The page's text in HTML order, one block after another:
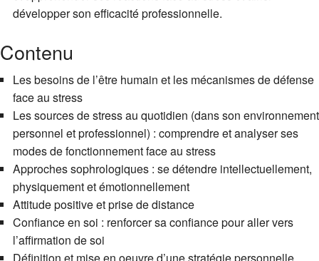
développer son efficacité professionnelle.
Contenu
Les besoins de l’être humain et les mécanismes de défense
face au stress
Les sources de stress au quotidien (dans son environnement
personnel et professionnel) : comprendre et analyser ses
modes de fonctionnement face au stress
Approches sophrologiques : se détendre intellectuellement,
physiquement et émotionnellement
Attitude positive et prise de distance
Confiance en soi : renforcer sa confiance pour aller vers
l’affirmation de soi
Définition et mise en oeuvre d’une stratégie personnelle